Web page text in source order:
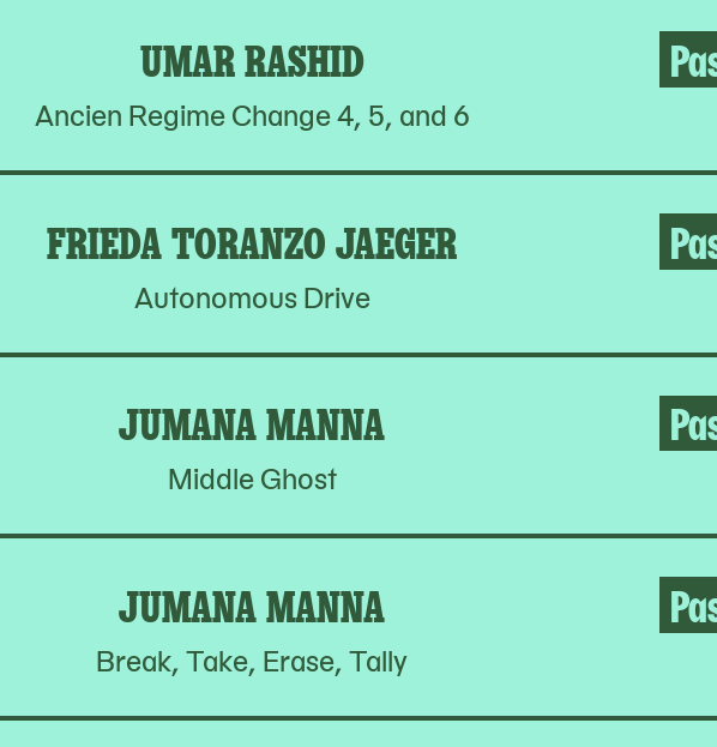
UMAR RASHID
Ancien Regime Change 4, 5, and 6
FRIEDA TORANZO JAEGER
Autonomous Drive
JUMANA MANNA
Middle Ghost
JUMANA MANNA
Break, Take, Erase, Tally